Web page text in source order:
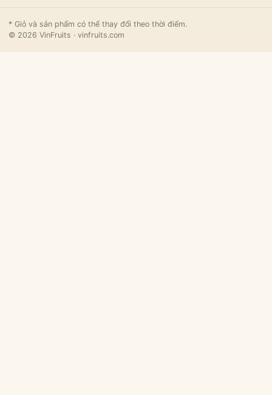
* Giỏ và sản phẩm có thể thay đổi theo thời điểm.
© 2026 VinFruits · vinfruits.com